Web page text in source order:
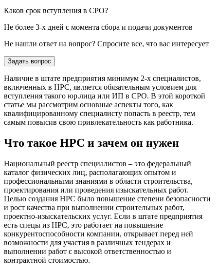
Каков срок вступления в СРО?
Не более 3-х дней с момента сбора и подачи документов
Не нашли ответ на вопрос? Спросите все, что вас интересует
Задать вопрос
Наличие в штате предприятия минимум 2-х специалистов,
включенных в НРС, является обязательным условием для
вступления такого юр.лица или ИП в СРО. В этой короткой
статье мы рассмотрим основные аспекты того, как
квалифицированному специалисту попасть в реестр, тем
самым повысив свою привлекательность как работника.
Что такое НРС и зачем он нужен
Национальный реестр специалистов – это федеральный
каталог физических лиц, располагающих опытом и
профессиональными знаниями в области строительства,
проектирования или проведения изыскательных работ.
Целью создания НРС было повышение степени безопасности
и рост качества при выполнении строительных работ,
проектно-изыскательских услуг. Если в штате предприятия
есть спецы из НРС, это работает на повышение
конкурентоспособности компании, открывает перед ней
возможности для участия в различных тендерах и
выполнении работ с высокой ответственностью и
контрактной стоимостью.